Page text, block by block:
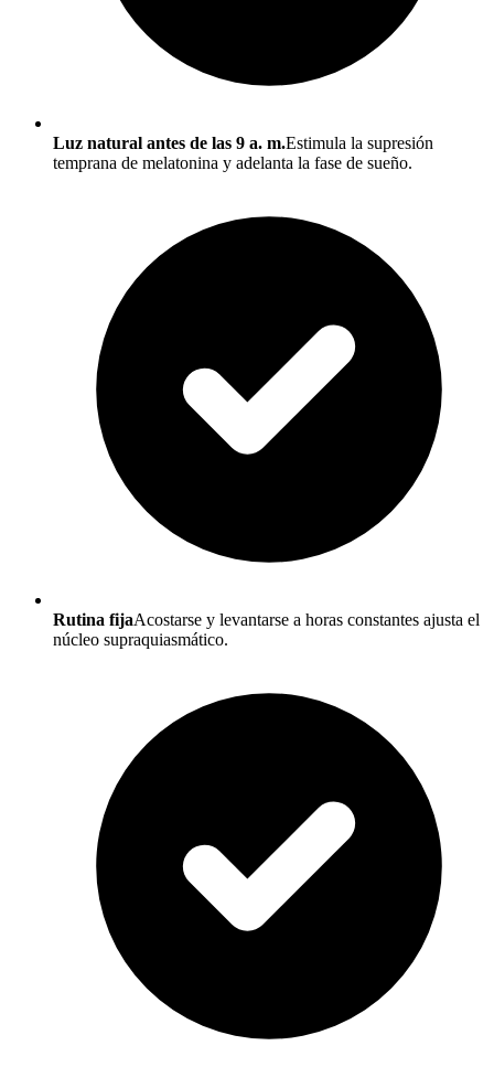
Luz natural antes de las 9 a. m.Estimula la supresión
temprana de melatonina y adelanta la fase de sueño.
Rutina fijaAcostarse y levantarse a horas constantes ajusta el
núcleo supraquiasmático.